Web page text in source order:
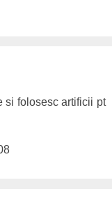
si folosesc artificii pt